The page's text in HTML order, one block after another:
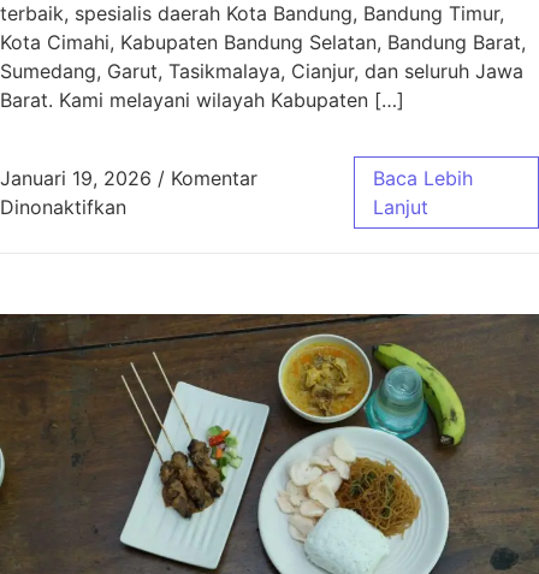
terbaik, spesialis daerah Kota Bandung, Bandung Timur,
Kota Cimahi, Kabupaten Bandung Selatan, Bandung Barat,
Sumedang, Garut, Tasikmalaya, Cianjur, dan seluruh Jawa
Barat. Kami melayani wilayah Kabupaten […]
Januari 19, 2026 / Komentar
Dinonaktifkanpada Aqiqah Baleendah Bandung Murah &
Baca Lebih
Lanjut